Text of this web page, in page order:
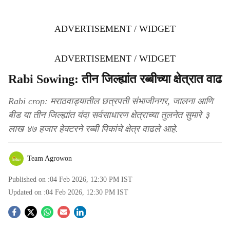
ADVERTISEMENT / WIDGET
ADVERTISEMENT / WIDGET
Rabi Sowing: तीन जिल्ह्यांत रब्बीच्या क्षेत्रात वाढ
Rabi crop: मराठवाड्यातील छत्रपती संभाजीनगर, जालना आणि
बीड या तीन जिल्ह्यांत यंदा सर्वसाधारण क्षेत्राच्या तुलनेत सुमारे ३
लाख ४७ हजार हेक्टरने रब्बी पिकांचे क्षेत्र वाढले आहे.
Team Agrowon
Published on :04 Feb 2026, 12:30 PM IST
Updated on :04 Feb 2026, 12:30 PM IST
S